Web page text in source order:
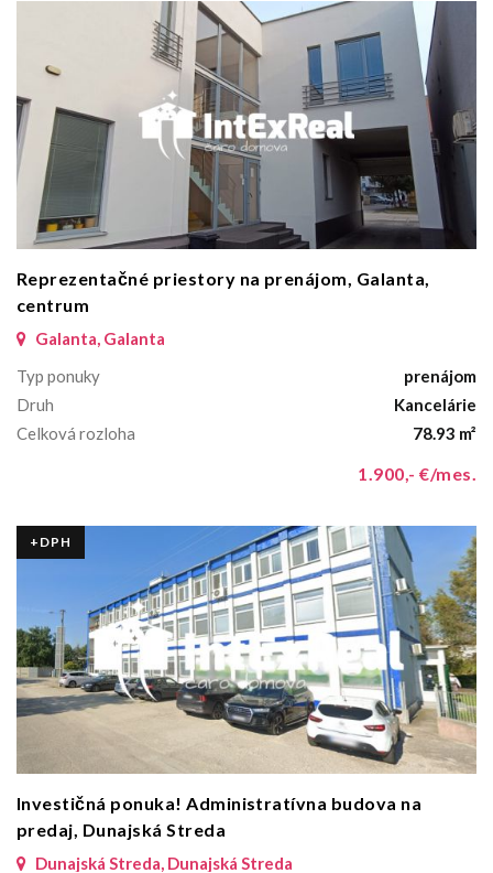
Reprezentačné priestory na prenájom, Galanta,
centrum
Galanta, Galanta
Typ ponuky
prenájom
Druh
Kancelárie
Celková rozloha
78.93 m²
1.900,- €/mes.
+DPH
Investičná ponuka! Administratívna budova na
predaj, Dunajská Streda
Dunajská Streda, Dunajská Streda